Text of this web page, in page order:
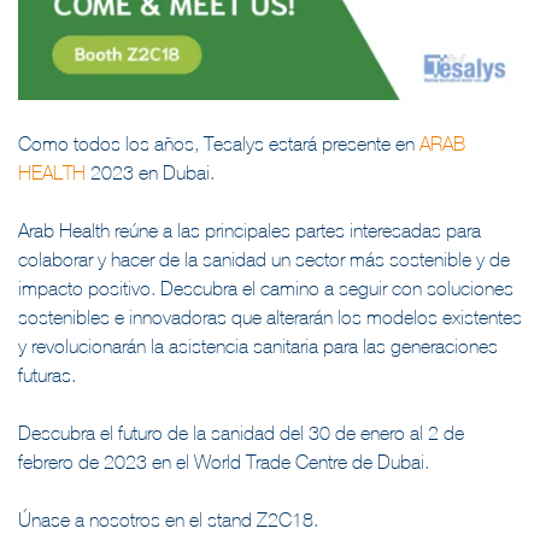
Como todos los años, Tesalys estará presente en ARAB
HEALTH 2023 en Dubai.
Arab Health reúne a las principales partes interesadas para
colaborar y hacer de la sanidad un sector más sostenible y de
impacto positivo. Descubra el camino a seguir con soluciones
sostenibles e innovadoras que alterarán los modelos existentes
y revolucionarán la asistencia sanitaria para las generaciones
futuras.
Descubra el futuro de la sanidad del 30 de enero al 2 de
febrero de 2023 en el World Trade Centre de Dubai.
Únase a nosotros en el stand Z2C18.